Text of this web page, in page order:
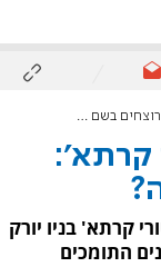
בשם התורה?
קרתא':
קרתא' בניו יורק
התומכים